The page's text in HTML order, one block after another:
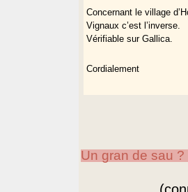
Concernant le village
Vignaux c’est l’inverse.
Vérifiable sur Gallica.
Cordialement
Un gran de sau ?